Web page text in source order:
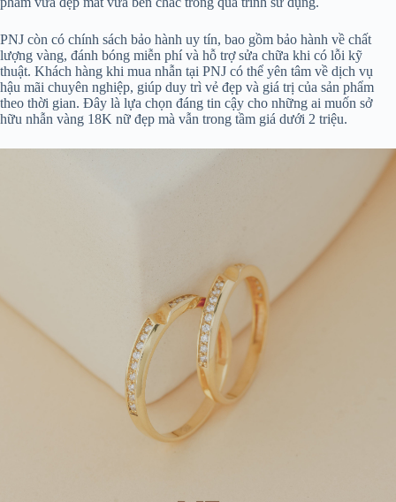
PNJ còn có chính sách bảo hành uy tín, bao gồm bảo hành về chất
lượng vàng, đánh bóng miễn phí và hỗ trợ sửa chữa khi có lỗi kỹ
thuật. Khách hàng khi mua nhẫn tại PNJ có thể yên tâm về dịch vụ
hậu mãi chuyên nghiệp, giúp duy trì vẻ đẹp và giá trị của sản phẩm
theo thời gian. Đây là lựa chọn đáng tin cậy cho những ai muốn sở
hữu nhẫn vàng 18K nữ đẹp mà vẫn trong tầm giá dưới 2 triệu.